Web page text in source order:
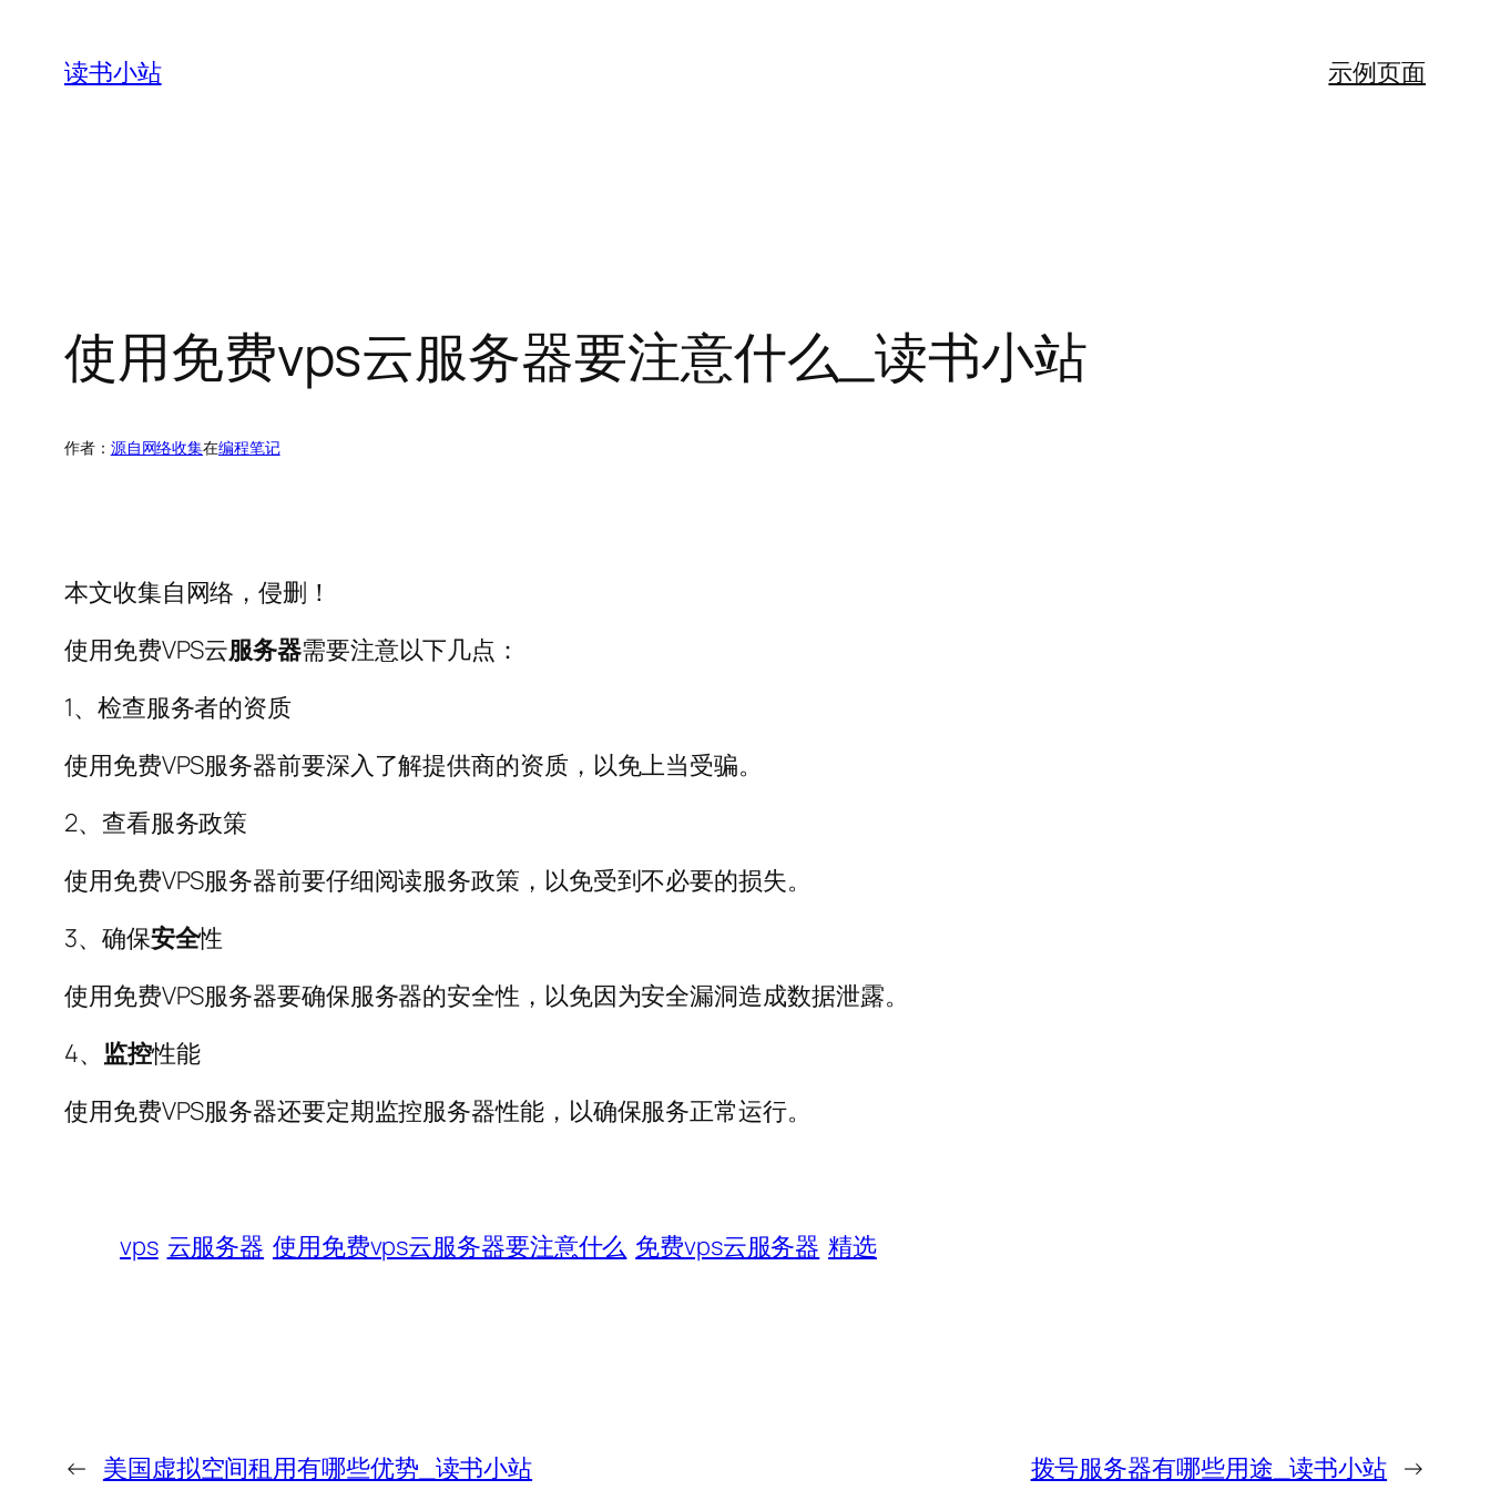
读书小站 示例页面
使用免费vps云服务器要注意什么_读书小站
作者： 源自网络收集在编程笔记
本文收集自网络，侵删！
使用免费VPS云服务器需要注意以下几点：
1、检查服务者的资质
使用免费VPS服务器前要深入了解提供商的资质，以免上当受骗。
2、查看服务政策
使用免费VPS服务器前要仔细阅读服务政策，以免受到不必要的损失。
3、确保安全性
使用免费VPS服务器要确保服务器的安全性，以免因为安全漏洞造成数据泄露。
4、 监控性能
使用免费VPS服务器还要定期监控服务器性能，以确保服务正常运行。
vps 云服务器 使用免费vps云服务器要注意什么 免费vps云服务器 精选
← 美国虚拟空间租用有哪些优势_读书小站 拨号服务器有哪些用途_读书小站 →